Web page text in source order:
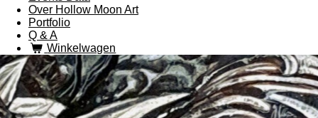
Over Hollow Moon Art
Portfolio
Q & A
Winkelwagen